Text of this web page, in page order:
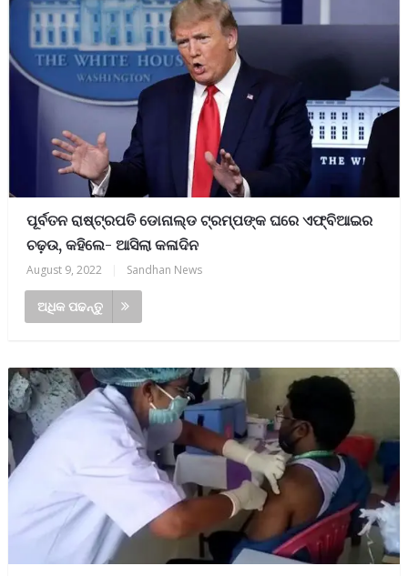
ପୂର୍ବତନ ରାଷ୍ଟ୍ରପତି ଡୋନାଲ୍ଡ ଟ୍ରମ୍ପଙ୍କ ଘରେ ଏଫ୍‌ବିଆଇର
ଚଢ଼ଉ, କହିଲେ- ଆସିଲା କଳାଦିନ
August 9, 2022 Sandhan News
ଅଧିକ ପଢନ୍ତୁ